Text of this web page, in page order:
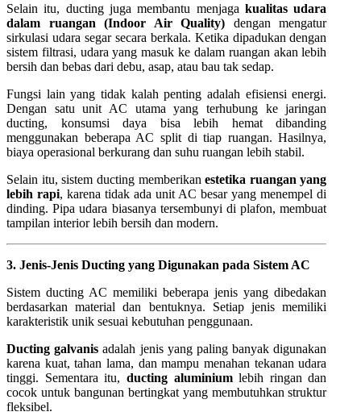
Selain itu, ducting juga membantu menjagakualitas udara
dalam ruangan (Indoor Air Quality) dengan mengatur
sirkulasi udara segar secara berkala. Ketika dipadukan dengan
sistem filtrasi, udara yang masuk ke dalam ruangan akan lebih
bersih dan bebas dari debu, asap, atau bau tak sedap.
Fungsi lain yang tidak kalah penting adalah efisiensi energi.
Dengan satu unit AC utama yang terhubung ke jaringan
ducting, konsumsi daya bisa lebih hemat dibanding
menggunakan beberapa AC split di tiap ruangan. Hasilnya,
biaya operasional berkurang dan suhu ruangan lebih stabil.
Selain itu, sistem ducting memberikanestetika ruangan yang
lebih rapi, karena tidak ada unit AC besar yang menempel di
dinding. Pipa udara biasanya tersembunyi di plafon, membuat
tampilan interior lebih bersih dan modern.
3. Jenis-Jenis Ducting yang Digunakan pada Sistem AC
Sistem ducting AC memiliki beberapa jenis yang dibedakan
berdasarkan material dan bentuknya. Setiap jenis memiliki
karakteristik unik sesuai kebutuhan penggunaan.
Ducting galvanis adalah jenis yang paling banyak digunakan
karena kuat, tahan lama, dan mampu menahan tekanan udara
tinggi. Sementara itu, ducting aluminiumlebih ringan dan
cocok untuk bangunan bertingkat yang membutuhkan struktur
fleksibel.